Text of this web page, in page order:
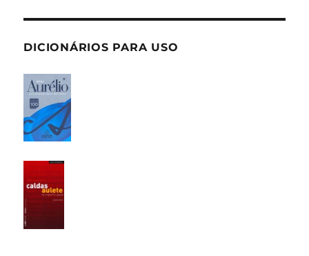
DICIONÁRIOS PARA USO